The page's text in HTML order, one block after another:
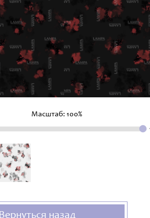
Масштаб: 100%
Вернуться назад